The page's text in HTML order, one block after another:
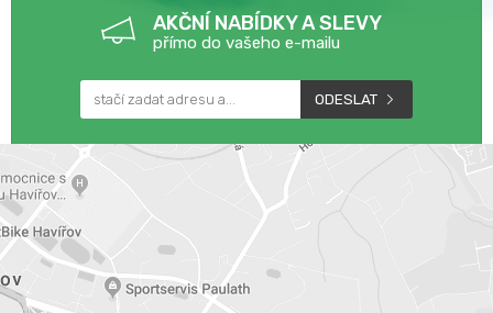
AKČNÍ NABÍDKY A SLEVY
přímo do vašeho e-mailu
ODESLAT